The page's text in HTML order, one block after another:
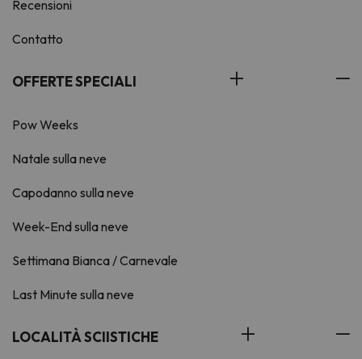
Recensioni
Contatto
OFFERTE SPECIALI
Pow Weeks
Natale sulla neve
Capodanno sulla neve
Week-End sulla neve
Settimana Bianca / Carnevale
Last Minute sulla neve
LOCALITÀ SCIISTICHE